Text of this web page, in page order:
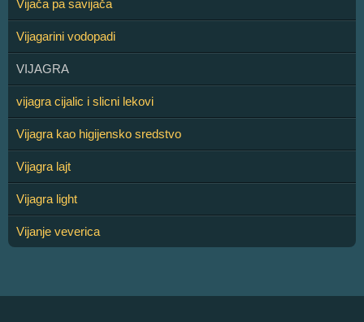
Vijača pa savijača
Vijagarini vodopadi
VIJAGRA
vijagra cijalic i slicni lekovi
Vijagra kao higijensko sredstvo
Vijagra lajt
Vijagra light
Vijanje veverica